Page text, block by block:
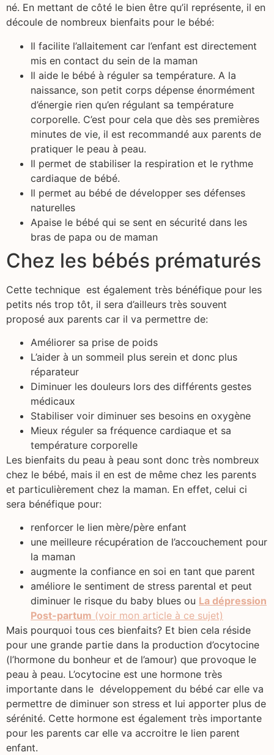
né. En mettant de côté le bien être qu’il représente, il en
découle de nombreux bienfaits pour le bébé:
Il facilite l’allaitement car l’enfant est directement
mis en contact du sein de la maman
Il aide le bébé à réguler sa température. A la
naissance, son petit corps dépense énormément
d’énergie rien qu’en régulant sa température
corporelle. C’est pour cela que dès ses premières
minutes de vie, il est recommandé aux parents de
pratiquer le peau à peau.
Il permet de stabiliser la respiration et le rythme
cardiaque de bébé.
Il permet au bébé de développer ses défenses
naturelles
Apaise le bébé qui se sent en sécurité dans les
bras de papa ou de maman
Chez les bébés prématurés
Cette technique est également très bénéfique pour les
petits nés trop tôt, il sera d’ailleurs très souvent
proposé aux parents car il va permettre de:
Améliorer sa prise de poids
L’aider à un sommeil plus serein et donc plus
réparateur
Diminuer les douleurs lors des différents gestes
médicaux
Stabiliser voir diminuer ses besoins en oxygène
Mieux réguler sa fréquence cardiaque et sa
température corporelle
Les bienfaits du peau à peau sont donc très nombreux
chez le bébé, mais il en est de même chez les parents
et particulièrement chez la maman. En effet, celui ci
sera bénéfique pour:
renforcer le lien mère/père enfant
une meilleure récupération de l’accouchement pour
la maman
augmente la confiance en soi en tant que parent
améliore le sentiment de stress parental et peut
diminuer le risque du baby blues ou La dépression
Post-partum (voir mon article à ce sujet)
Mais pourquoi tous ces bienfaits? Et bien cela réside
pour une grande partie dans la production d’ocytocine
(l’hormone du bonheur et de l’amour) que provoque le
peau à peau. L’ocytocine est une hormone très
importante dans le développement du bébé car elle va
permettre de diminuer son stress et lui apporter plus de
sérénité. Cette hormone est également très importante
pour les parents car elle va accroitre le lien parent
enfant.